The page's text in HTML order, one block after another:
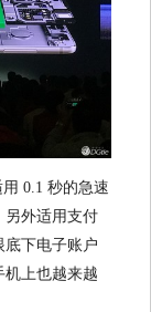
0.1 秒的急速
另外适用支付
底下电子账户
机上也越来越